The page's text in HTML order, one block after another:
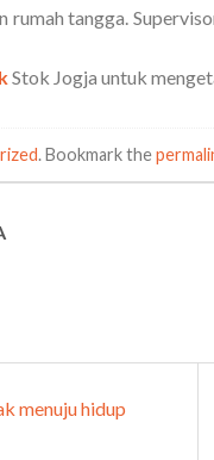
rumah tangga.
Stok Jogja untuk
. Bookmark the
menuju hidup